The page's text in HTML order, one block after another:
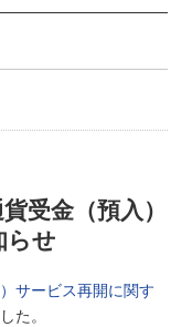
受金（預入）
らせ
サービス再開に関す
た。